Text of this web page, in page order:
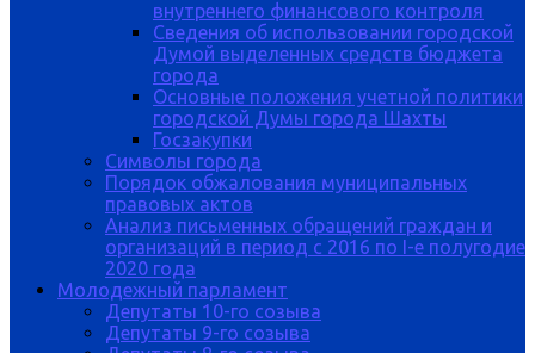
внутреннего финансового контроля
Сведения об использовании городской
Думой выделенных средств бюджета
города
Основные положения учетной политики
городской Думы города Шахты
Госзакупки
Символы города
Порядок обжалования муниципальных
правовых актов
Анализ письменных обращений граждан и
организаций в период с 2016 по I-е полугодие
2020 года
Молодежный парламент
Депутаты 10-го созыва
Депутаты 9-го созыва